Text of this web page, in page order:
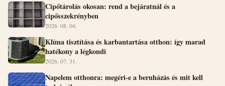
Cipőtárolás okosan: rend a bejáratnál és a
cipősszekrényben
2026. 08. 04.
Klíma tisztítása és karbantartása otthon: így marad
hatékony a légkondi
2026. 07. 31.
Napelem otthonra: megéri-e a beruházás és mit kell